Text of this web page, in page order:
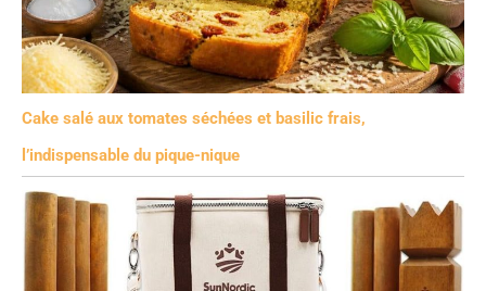
Cake salé aux tomates séchées et basilic frais,
l’indispensable du pique-nique